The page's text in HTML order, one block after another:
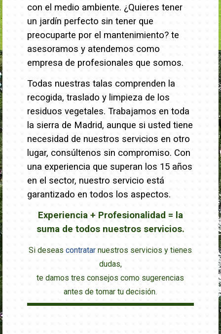
con el medio ambiente. ¿Quieres tener
un jardín perfecto sin tener que
preocuparte por el mantenimiento? te
asesoramos y atendemos como
empresa de profesionales que somos.
Todas nuestras talas comprenden la
recogida, traslado y limpieza de los
residuos vegetales. Trabajamos en toda
la sierra de Madrid, aunque si usted tiene
necesidad de nuestros servicios en otro
lugar, consúltenos sin compromiso. Con
una experiencia que superan los 15 años
en el sector, nuestro servicio está
garantizado en todos los aspectos.
Experiencia + Profesionalidad = la
suma de todos nuestros servicios.
Si deseascontratarnuestros servicios y tienes
dudas,
te damos tres consejos como sugerencias
antes de tomar tu decisión.